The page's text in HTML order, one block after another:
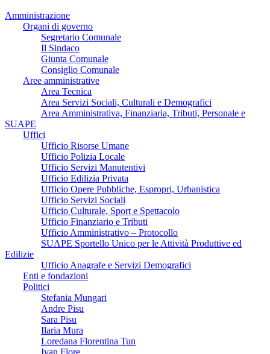
Amministrazione
Organi di governo
Segretario Comunale
Il Sindaco
Giunta Comunale
Consiglio Comunale
Aree amministrative
Area Tecnica
Area Servizi Sociali, Culturali e Demografici
Area Amministrativa, Finanziaria, Tributi, Personale e
SUAPE
Uffici
Ufficio Risorse Umane
Ufficio Polizia Locale
Ufficio Servizi Manutentivi
Ufficio Edilizia Privata
Ufficio Opere Pubbliche, Espropri, Urbanistica
Ufficio Servizi Sociali
Ufficio Culturale, Sport e Spettacolo
Ufficio Finanziario e Tributi
Ufficio Amministrativo – Protocollo
SUAPE Sportello Unico per le Attività Produttive ed
Edilizie
Ufficio Anagrafe e Servizi Demografici
Enti e fondazioni
Politici
Stefania Mungari
Andre Pisu
Sara Pisu
Ilaria Mura
Loredana Florentina Tun
Ivan Flore